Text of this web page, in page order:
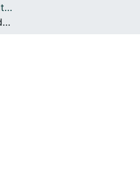
Com publicar
Màster - Direcció d'Entitats Asseguradores i Financeres (DEAF)
La irrupción de los Fondos de Inversión en la mediación y su impacto en las Entidades Aseguradoras